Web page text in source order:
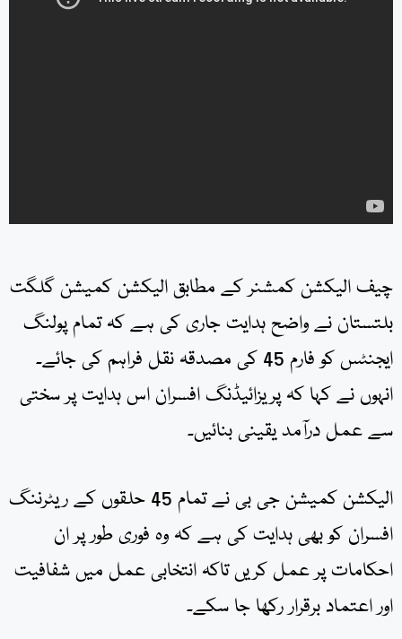
چیف الیکشن کمشنر کے مطابق الیکشن کمیشن گلگت
بلتستان نے واضح ہدایت جاری کی ہے کہ تمام پولنگ
ایجنٹس کو فارم 45 کی مصدقہ نقل فراہم کی جائے۔
انہوں نے کہا کہ پریزائیڈنگ افسران اس ہدایت پر سختی
سے عمل درآمد یقینی بنائیں۔
الیکشن کمیشن جی بی نے تمام 45 حلقوں کے ریٹرننگ
افسران کو بھی ہدایت کی ہے کہ وہ فوری طور پر ان
احکامات پر عمل کریں تاکہ انتخابی عمل میں شفافیت
اور اعتماد برقرار رکھا جا سکے۔